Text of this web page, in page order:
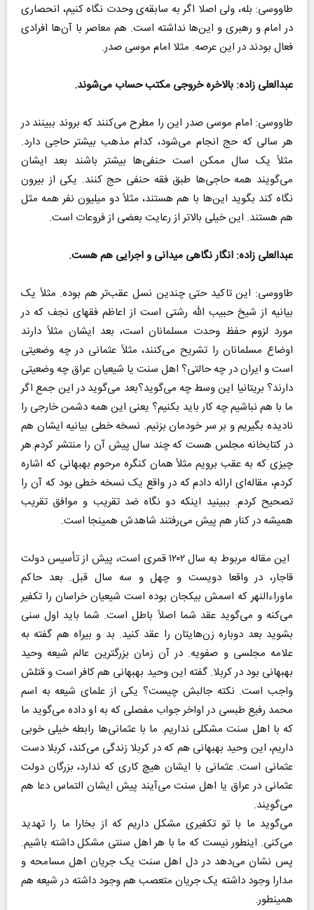
طاووسی: بله، ولی اصلا اگر به سابقه‌ی وحدت نگاه کنیم، انحصاری
در امام و رهبری و این‌ها نداشته است. هم معاصر با آن‌ها افرادی
فعال بودند در این عرصه. مثلا امام موسی صدر.
عبدالعلی زاده: بالاخره خروجی مکتب حساب می‌شوند.
طاووسی: امام موسی صدر این را مطرح می‌کنند که بروند ببینند در
هر سالی که حج انجام می‌شود، کدام مذهب بیشتر حاجی دارد.
مثلاً یک سال ممکن است حنفی‌ها بیشتر باشند بعد ایشان
می‌گویند همه حاجی‌ها طبق فقه حنفی حج کنند. یکی از بیرون
نگاه کند بگوید این‌ها با هم هستند، مثلاً دو میلیون نفر همه مثل
هم هستند. این خیلی بالاتر از رعایت بعضی از فروعات است.
عبدالعلی زاده: انگار نگاهی میدانی و اجرایی هم هست.
طاووسی: این تاکید حتی چندین نسل عقب‌تر هم بوده. مثلاً یک
بیانیه از شیخ حبیب الله رشتی است از اعاظم فقهای نجف که در
مورد لزوم حفظ وحدت مسلمانان است، بعد ایشان مثلاً دارند
اوضاع مسلمانان را تشریح می‌کنند، مثلاً عثمانی در چه وضعیتی
است و ایران در چه حالتی؟ اهل سنت یا شیعیان عراق چه وضعیتی
دارند؟ بریتانیا این وسط چه می‌گوید؟بعد می‌گوید در این جمع اگر
ما با هم نباشیم چه کار باید بکنیم؟ یعنی این همه دشمن خارجی را
نادیده بگیریم و بر سر خودمان بزنیم. نسخه خطی بیانیه ایشان هم
در کتابخانه مجلس هست که چند سال پیش آن را منتشر کردم.هر
چیزی که به عقب برویم مثلاً همان کنگره مرحوم بهبهانی که اشاره
کردم، مقاله‌ای ارائه دادم که در واقع یک نسخه خطی بود که آن را
تصحیح کردم. ببینید اینکه دو نگاه ضد تقریب و موافق تقریب
همیشه در کنار هم پیش می‌رفتند شاهدش همینجا است.
این مقاله مربوط به سال ۱۲۰۲ قمری است، پیش از تأسیس دولت
قاجار، در واقعا دویست و چهل و سه سال قبل. بعد حاکم
ماوراءالنهر که اسمش بیکجان بوده است شیعیان خراسان را تکفیر
می‌کنه و می‌گوید عقد شما اصلاً باطل است. شما باید اول سنی
بشوید بعد دوباره زن‌هایتان را عقد کنید. بد و بیراه هم گفته به
علامه مجلسی و صفویه. در آن زمان بزرگترین عالم شیعه وحید
بهبهانی بود در کربلا. گفته این وحید بهبهانی هم کافر است و قتلش
واجب است. نکته جالبش چیست؟ یکی از علمای شیعه به اسم
محمد رفیع طبسی در اواخر جواب مفصلی که به او داده می‌گوید ما
که با اهل سنت مشکلی نداریم. ما با عثمانی‌ها رابطه خیلی خوبی
داریم، این وحید بهبهانی هم که در کربلا زندگی می‌کند، کربلا دست
عثمانی است. عثمانی با ایشان هیچ کاری که ندارد، بزرگان دولت
عثمانی در عراق یا اهل سنت می‌آیند پیش ایشان التماس دعا هم
می‌گویند.‌
می‌گوید ما با تو تکفیری مشکل داریم که از بخارا ما را تهدید
می‌کنی. اینطور نیست که ما با هر اهل سنتی مشکل داشته باشیم.
پس نشان می‌دهد در دل اهل سنت یک جریان اهل مسامحه و
مدارا وجود داشته یک جریان متعصب هم وجود داشته در شیعه هم
همینطور.